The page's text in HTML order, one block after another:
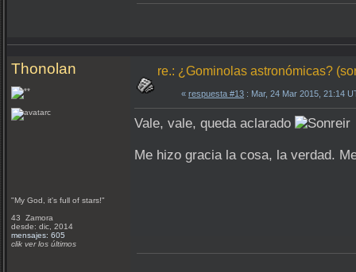
Thonolan
"My God, it's full of stars!"
43 Zamora
desde: dic, 2014
mensajes: 605
clik ver los últimos
re.: ¿Gominolas astronómicas?
« respuesta #13 : Mar, 24 Mar 2015, 21:14
Vale, vale, queda aclarado
Me hizo gracia la cosa, la verdad.